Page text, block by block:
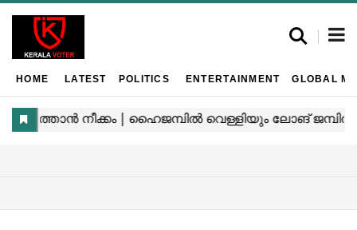
HOME LATEST POLITICS ENTERTAINMENT GLOBAL